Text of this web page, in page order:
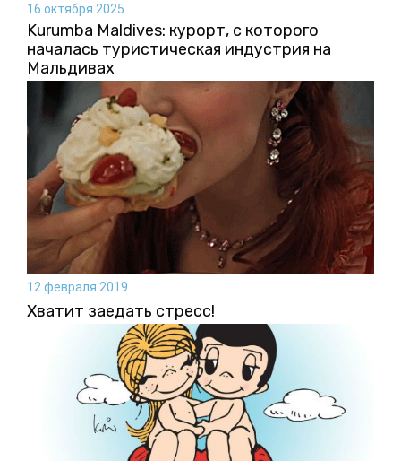
16 октября 2025
Kurumba Maldives: курорт, с которого
началась туристическая индустрия на
Мальдивах
12 февраля 2019
Хватит заедать стресс!